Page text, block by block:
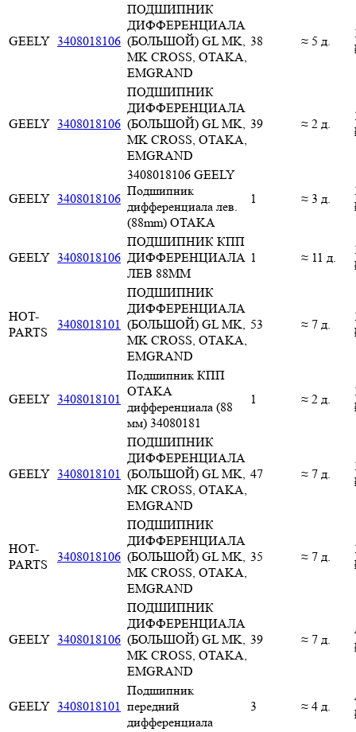
GEELY 3408018106
ПОДШИПНИК
ДИФФЕРЕНЦИАЛА
(БОЛЬШОЙ) GL MK,
MK CROSS, OTAKA,
EMGRAND
38 ≈ 5 д.
GEELY 3408018106
ПОДШИПНИК
ДИФФЕРЕНЦИАЛА
(БОЛЬШОЙ) GL MK,
MK CROSS, OTAKA,
EMGRAND
39 ≈ 2 д.
GEELY 3408018106
3408018106 GEELY
Подшипник
дифференциала лев.
(88mm) OTAKA
1 ≈ 3 д.
GEELY 3408018106
ПОДШИПНИК КПП
ДИФФЕРЕНЦИАЛА
ЛЕВ 88MM
1 ≈ 11 д.
HOT-
PARTS
3408018101
ПОДШИПНИК
ДИФФЕРЕНЦИАЛА
(БОЛЬШОЙ) GL MK,
MK CROSS, OTAKA,
EMGRAND
53 ≈ 7 д.
GEELY 3408018101
Подшипник КПП
OTAKA
дифференциала (88
мм) 34080181
1 ≈ 2 д.
GEELY 3408018101
ПОДШИПНИК
ДИФФЕРЕНЦИАЛА
(БОЛЬШОЙ) GL MK,
MK CROSS, OTAKA,
EMGRAND
47 ≈ 7 д.
HOT-
PARTS
3408018106
ПОДШИПНИК
ДИФФЕРЕНЦИАЛА
(БОЛЬШОЙ) GL MK,
MK CROSS, OTAKA,
EMGRAND
35 ≈ 7 д.
GEELY 3408018106
ПОДШИПНИК
ДИФФЕРЕНЦИАЛА
(БОЛЬШОЙ) GL MK,
MK CROSS, OTAKA,
EMGRAND
39 ≈ 7 д.
GEELY 3408018101
Подшипник
передний
дифференциала
3 ≈ 4 д.